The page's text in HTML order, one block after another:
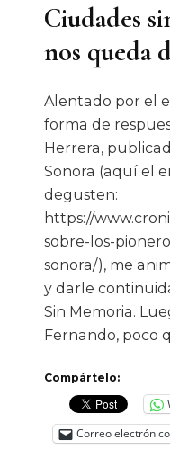
Ciudades
nos queda
Alentado por el
forma de
Herrera,
Sonora (aquí el
degusten:
https://
sobre-los-
sonora/), me
y darle
Sin Memoria.
Fernando, poco
Compártelo:
Correo electrónico